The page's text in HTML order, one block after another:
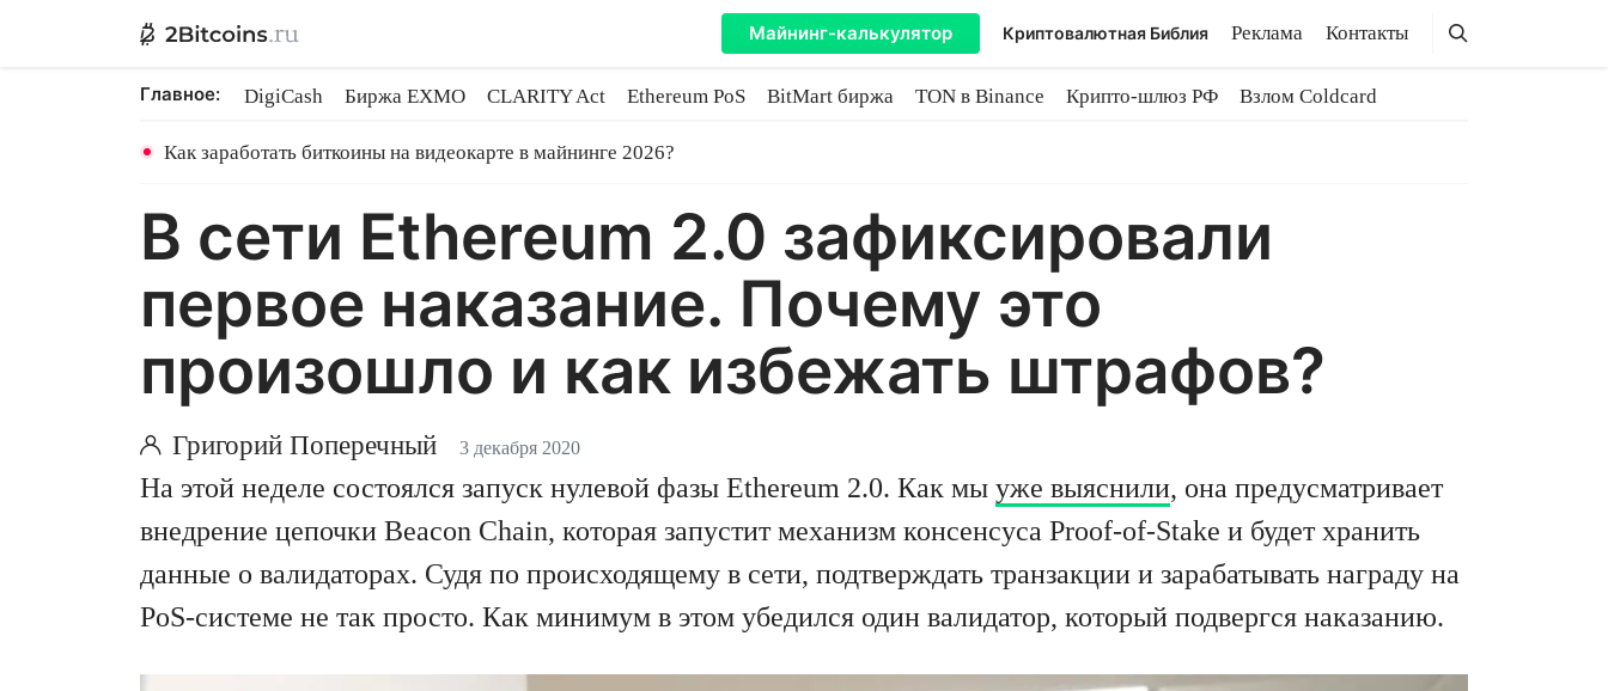
Майнинг-калькулятор Криптовалютная Библия Реклама Контакты Поиск
Поиск
Главное: DigiCash Биржа EXMO CLARITY Act Ethereum PoS BitMart биржа TON в Binance Крипто-шлюз РФ
Взлом Coldcard
Как заработать биткоины на видеокарте в майнинге 2026?
В сети Ethereum 2.0 зафиксировали
первое наказание. Почему это
произошло и как избежать штрафов?
Григорий Поперечный 3 декабря 2020
На этой неделе состоялся запуск нулевой фазы Ethereum 2.0. Как мы уже выяснили, она предусматривает
внедрение цепочки Beacon Chain, которая запустит механизм консенсуса Proof-of-Stake и будет хранить
данные о валидаторах. Судя по происходящему в сети, подтверждать транзакции и зарабатывать награду на
PoS-системе не так просто. Как минимум в этом убедился один валидатор, который подвергся наказанию.